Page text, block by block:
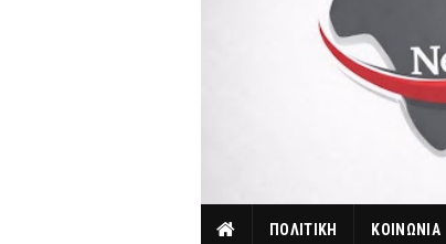
ΠΟΛΙΤΙΚΗ ΚΟΙΝΩΝΙΑ